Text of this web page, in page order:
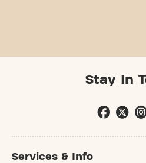
Stay In
Services & Info